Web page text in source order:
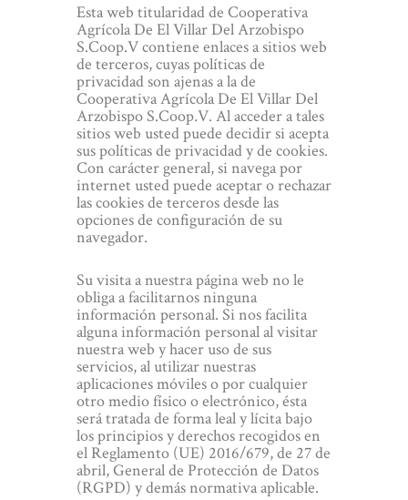
Esta web titularidad de Cooperativa
Agrícola De El Villar Del Arzobispo
S.Coop.V contiene enlaces a sitios web
de terceros, cuyas políticas de
privacidad son ajenas a la de
Cooperativa Agrícola De El Villar Del
Arzobispo S.Coop.V. Al acceder a tales
sitios web usted puede decidir si acepta
sus políticas de privacidad y de cookies.
Con carácter general, si navega por
internet usted puede aceptar o rechazar
las cookies de terceros desde las
opciones de configuración de su
navegador.
Su visita a nuestra página web no le
obliga a facilitarnos ninguna
información personal. Si nos facilita
alguna información personal al visitar
nuestra web y hacer uso de sus
servicios, al utilizar nuestras
aplicaciones móviles o por cualquier
otro medio físico o electrónico, ésta
será tratada de forma leal y lícita bajo
los principios y derechos recogidos en
el Reglamento (UE) 2016/679, de 27 de
abril, General de Protección de Datos
(RGPD) y demás normativa aplicable.